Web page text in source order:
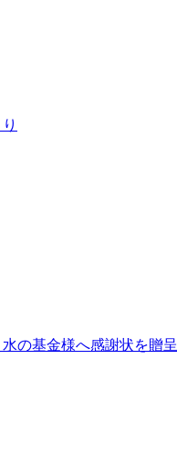
の基金様へ感謝状を贈呈